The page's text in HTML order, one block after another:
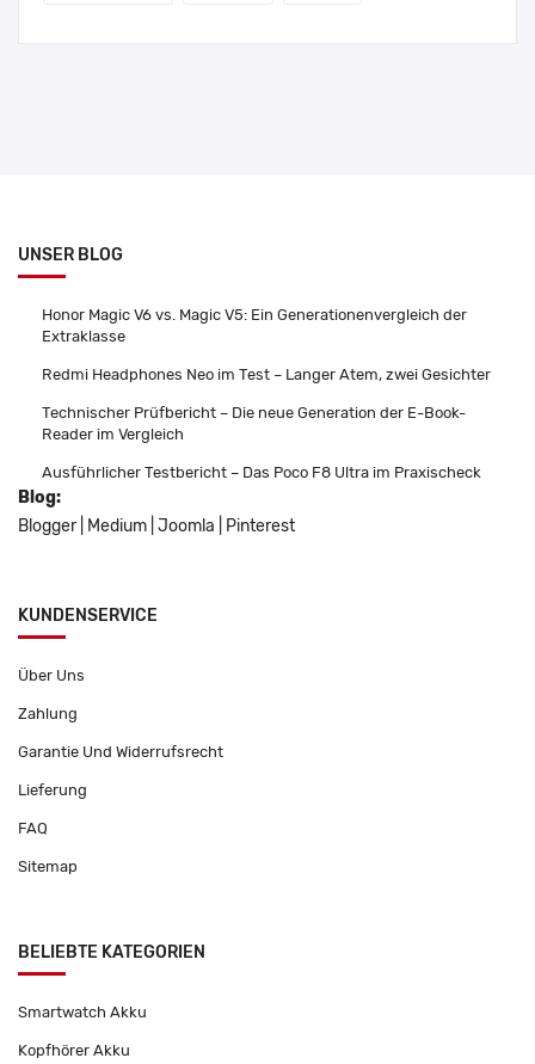
UNSER BLOG
Honor Magic V6 vs. Magic V5: Ein Generationenvergleich der
Extraklasse
Redmi Headphones Neo im Test – Langer Atem, zwei Gesichter
Technischer Prüfbericht – Die neue Generation der E-Book-
Reader im Vergleich
Ausführlicher Testbericht – Das Poco F8 Ultra im Praxischeck
Blog:
Blogger
Medium Joomla Pinterest
KUNDENSERVICE
Über Uns
Zahlung
Garantie Und Widerrufsrecht
Lieferung
FAQ
Sitemap
BELIEBTE KATEGORIEN
Smartwatch Akku
Kopfhörer Akku